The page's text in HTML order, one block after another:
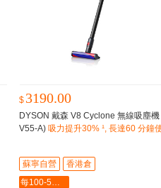
$ 3190.00
DYSON 戴森 V8 Cyclone 無線吸塵機
V55-A) 吸力提升30% ¹, 長達60 分鐘
蘇寧自營
香港倉
每100-5最多-2000